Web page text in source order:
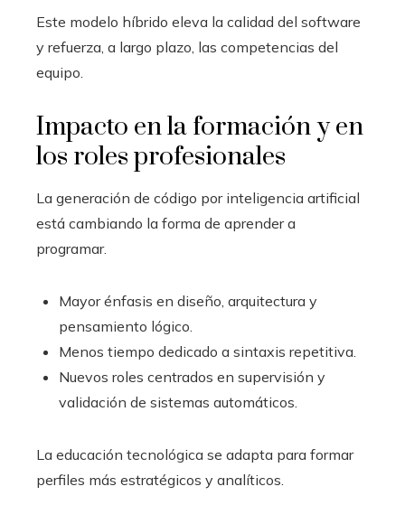
Este modelo híbrido eleva la calidad del software
y refuerza, a largo plazo, las competencias del
equipo.
Impacto en la formación y en
los roles profesionales
La generación de código por inteligencia artificial
está cambiando la forma de aprender a
programar.
Mayor énfasis en diseño, arquitectura y
pensamiento lógico.
Menos tiempo dedicado a sintaxis repetitiva.
Nuevos roles centrados en supervisión y
validación de sistemas automáticos.
La educación tecnológica se adapta para formar
perfiles más estratégicos y analíticos.